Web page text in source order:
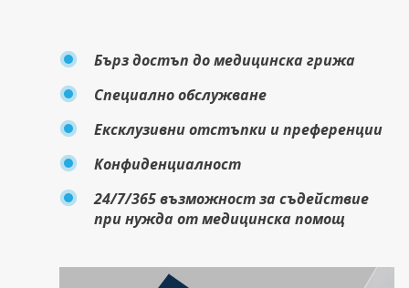
Бърз достъп до медицинска грижа
Специално обслужване
Ексклузивни отстъпки и преференции
Конфиденциалност
24/7/365 възможност за съдействие
при нужда от медицинска помощ